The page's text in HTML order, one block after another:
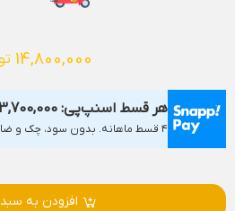
14,800,000
هر قسط اسنپ‌پی:
۴ قسط ماهانه. بدون سود، چک و ضامن.
افزودن به